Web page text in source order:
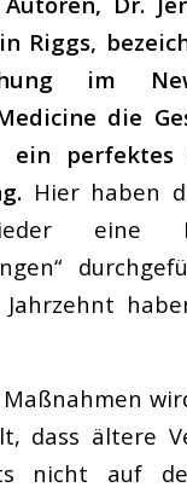
Riggs,
im
die
ein
Hier haben
eine
dass ältere
nicht auf